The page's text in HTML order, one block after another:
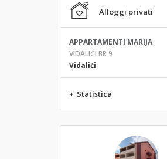
Alloggi privati
APPARTAMENTI MARIJA
VIDALIĆI BR 9
Vidalići
+ Statistica